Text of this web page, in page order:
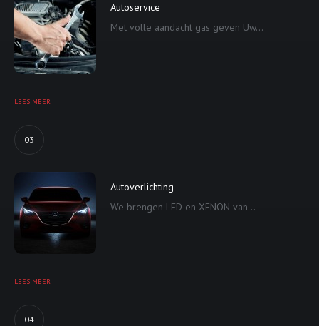
Autoservice
Met volle aandacht gas geven Uw...
LEES MEER
03
Autoverlichting
We brengen LED en XENON van...
LEES MEER
04